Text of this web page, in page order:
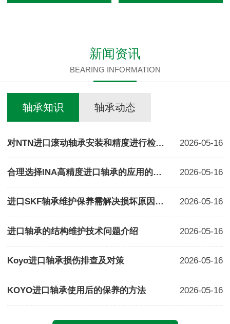
新闻资讯
BEARING INFORMATION
轴承知识 轴承动态
对NTN进口滚动轴承安装和精度进行检测方法 2026-05-16
合理选择INA高精度进口轴承的应用的方法 2026-05-16
进口SKF轴承维护保养需解决损坏原因现象分析 2026-05-16
进口轴承的结构维护技术问题介绍 2026-05-16
Koyo进口轴承损伤排查及对策 2026-05-16
KOYO进口轴承使用后的保养的方法 2026-05-16